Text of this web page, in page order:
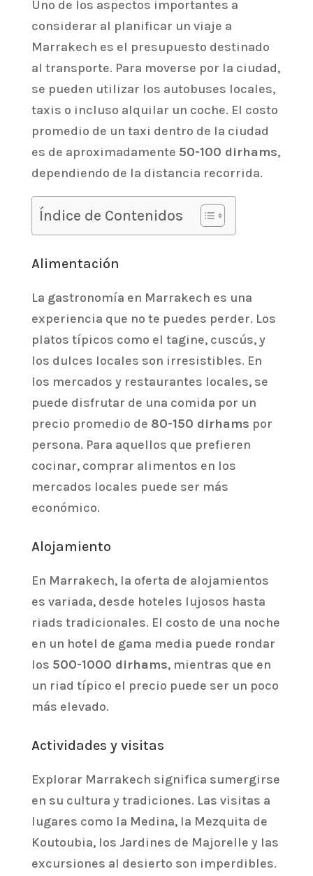
Uno de los aspectos importantes a
considerar al planificar un viaje a
Marrakech es el presupuesto destinado
al transporte. Para moverse por la ciudad,
se pueden utilizar los autobuses locales,
taxis o incluso alquilar un coche. El costo
promedio de un taxi dentro de la ciudad
es de aproximadamente 50-100 dirhams,
dependiendo de la distancia recorrida.
Índice de Contenidos
Alimentación
La gastronomía en Marrakech es una
experiencia que no te puedes perder. Los
platos típicos como el tagine, cuscús, y
los dulces locales son irresistibles. En
los mercados y restaurantes locales, se
puede disfrutar de una comida por un
precio promedio de 80-150 dirhams por
persona. Para aquellos que prefieren
cocinar, comprar alimentos en los
mercados locales puede ser más
económico.
Alojamiento
En Marrakech, la oferta de alojamientos
es variada, desde hoteles lujosos hasta
riads tradicionales. El costo de una noche
en un hotel de gama media puede rondar
los 500-1000 dirhams, mientras que en
un riad típico el precio puede ser un poco
más elevado.
Actividades y visitas
Explorar Marrakech significa sumergirse
en su cultura y tradiciones. Las visitas a
lugares como la Medina, la Mezquita de
Koutoubia, los Jardines de Majorelle y las
excursiones al desierto son imperdibles.